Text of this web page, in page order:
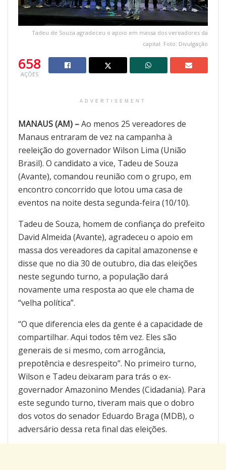
Tadeu de Souza agradeceu o apoio em massa dos vereadores da
capital. Foto: Divulgação
658
AÇÕES
ADVERTISEMENT
MANAUS (AM) –Ao menos 25 vereadores de
Manaus entraram de vez na campanha à
reeleição do governador Wilson Lima (União
Brasil). O candidato a vice, Tadeu de Souza
(Avante), comandou reunião com o grupo, em
encontro concorrido que lotou uma casa de
eventos na noite desta segunda-feira (10/10).
Tadeu de Souza, homem de confiança do prefeito
David Almeida (Avante), agradeceu o apoio em
massa dos vereadores da capital amazonense e
disse que no dia 30 de outubro, dia das eleições
neste segundo turno, a população dará
novamente uma resposta ao que ele chama de
“velha política”.
“O que diferencia eles da gente é a capacidade de
compartilhar. Aqui todos têm vez. Eles são
generais de si mesmo, com arrogância,
prepotência e desrespeito”. No primeiro turno,
Wilson e Tadeu deixaram para trás o ex-
governador Amazonino Mendes (Cidadania). Para
este segundo turno, tiveram mais que o dobro
dos votos do senador Eduardo Braga (MDB), o
adversário dessa reta final das eleições.